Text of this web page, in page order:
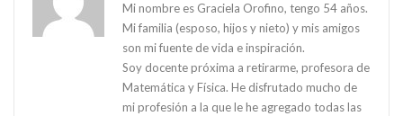
Mi nombre es Graciela Orofino, tengo 54 años.
Mi familia (esposo, hijos y nieto) y mis amigos
son mi fuente de vida e inspiración.
Soy docente próxima a retirarme, profesora de
Matemática y Física. He disfrutado mucho de
mi profesión a la que le he agregado todas las